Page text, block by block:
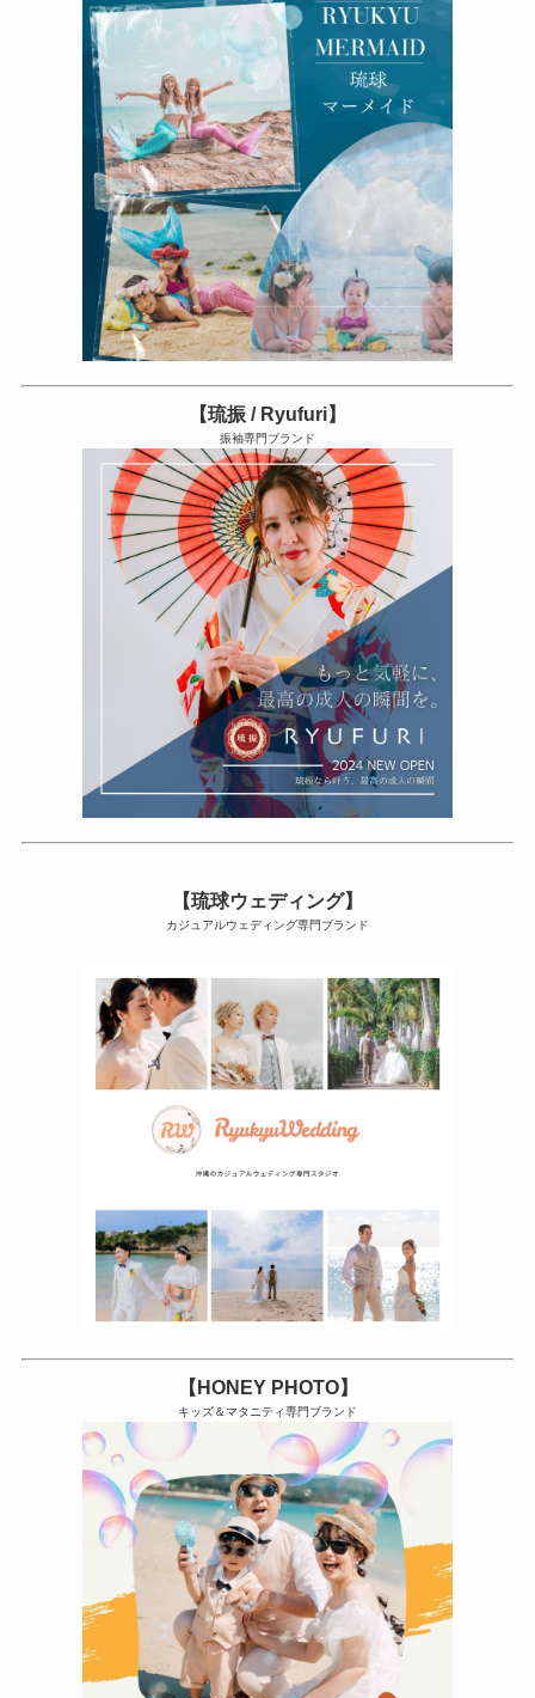
【琉振 / Ryufuri】
振袖専門ブランド
【琉球ウェディング】
カジュアルウェディング専門ブランド
【HONEY PHOTO】
キッズ＆マタニティ専門ブランド